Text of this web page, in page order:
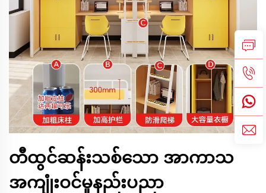
တီထွင်ဆန်းသစ်သော အာကာသ
အကျုံးဝင်မှုနည်းပညာ